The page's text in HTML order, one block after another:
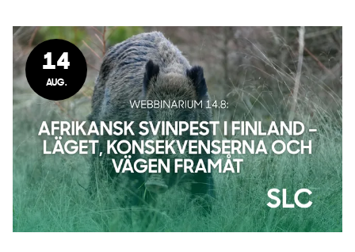
14
AUG.